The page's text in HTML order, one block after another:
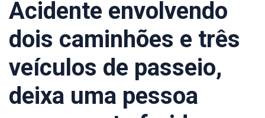
Acidente envolvendo
dois caminhões e três
veículos de passeio,
deixa uma pessoa